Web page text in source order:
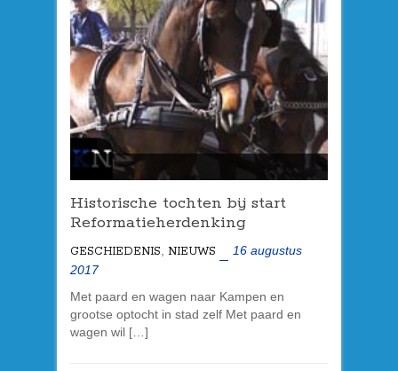
Historische tochten bij start
Reformatieherdenking
GESCHIEDENIS, NIEUWS
16 augustus
2017
Met paard en wagen naar Kampen en
grootse optocht in stad zelf Met paard en
wagen wil […]